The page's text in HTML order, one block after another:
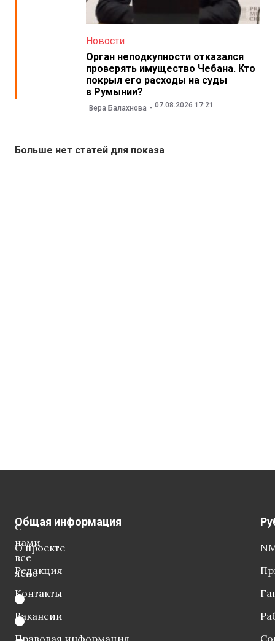
Новости
Орган неподкупности отказался
проверять имущество Чебана. Кто
покрыл его расходы на суды
в Румынии?
Вера Балахнова 07.08.2026 17:21
Больше нет статей для показа
С
нами
все
ясно
Общая информация
О проекте
Редакция
Контакты
Вакансии
Правовая информация